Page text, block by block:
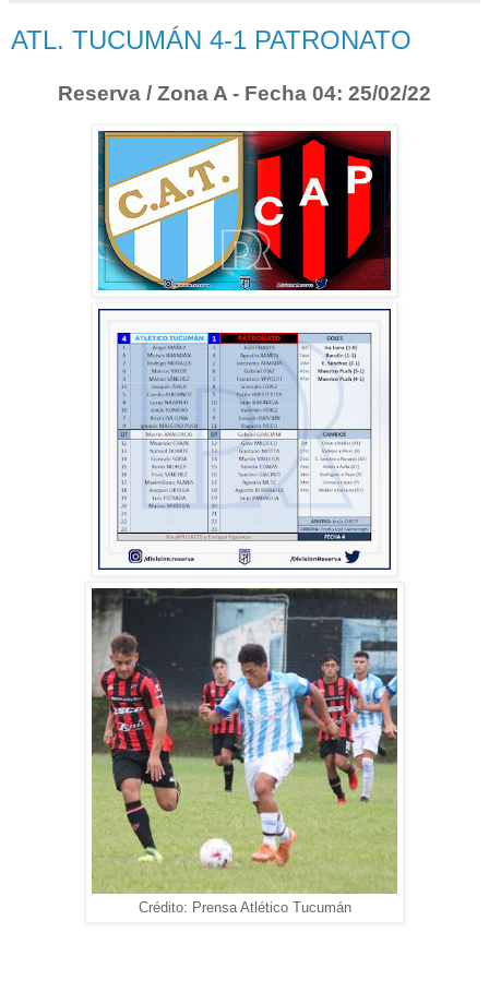
ATL. TUCUMÁN 4-1 PATRONATO
Reserva / Zona A - Fecha 04: 25/02/22
Crédito: Prensa Atlético Tucumán